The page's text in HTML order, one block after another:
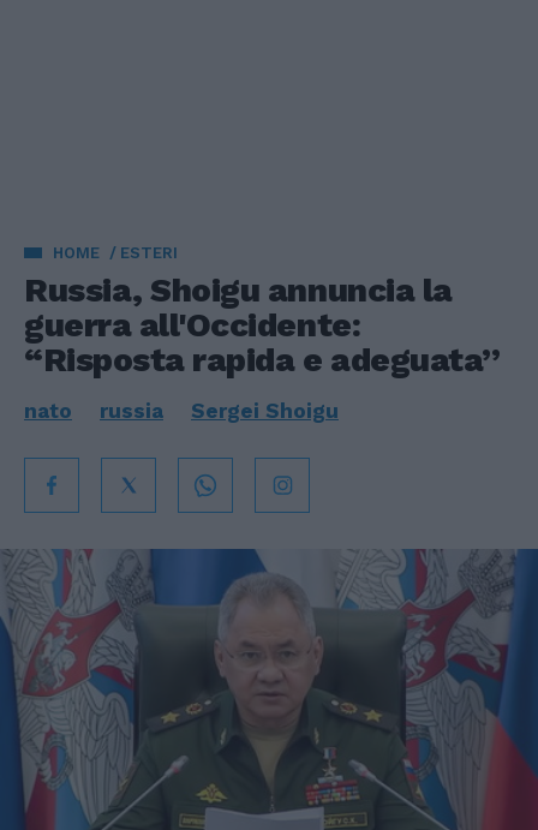
HOME ESTERI
Russia, Shoigu annuncia la
guerra all'Occidente:
“Risposta rapida e adeguata”
nato russia Sergei Shoigu